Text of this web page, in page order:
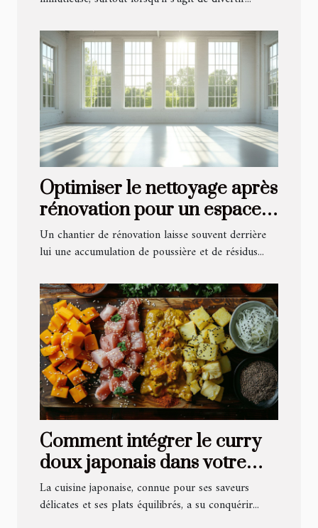
Optimiser le nettoyage après
rénovation pour un espace
revitalisé
Un chantier de rénovation laisse souvent derrière
lui une accumulation de poussière et de résidus...
Comment intégrer le curry
doux japonais dans votre
cuisine quotidienne
La cuisine japonaise, connue pour ses saveurs
délicates et ses plats équilibrés, a su conquérir...